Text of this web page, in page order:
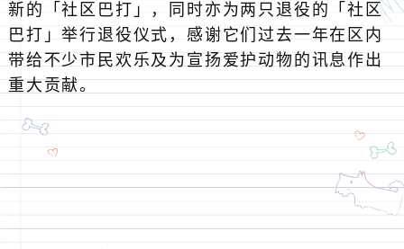
新的「社区巴打」，同时亦为两只退役的「社区
巴打」举行退役仪式，感谢它们过去一年在区内
带给不少市民欢乐及为宣扬爱护动物的讯息作出
重大贡献。